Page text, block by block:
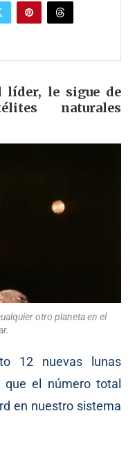
líder, le sigue de
naturales
otro planeta en el
12 nuevas lunas
el número total
en nuestro sistema